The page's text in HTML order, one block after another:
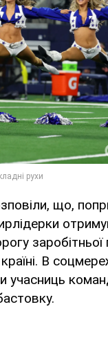
що,
заробітньої
В
учасниць